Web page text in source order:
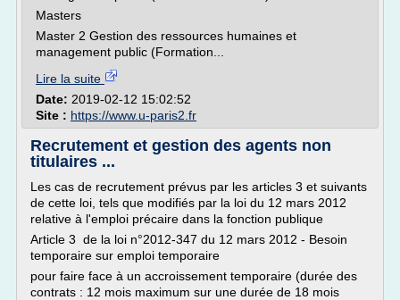
Masters
Master 2 Gestion des ressources humaines et
management public (Formation...
Lire la suite
Date: 2019-02-12 15:02:52
Site : https://www.u-paris2.fr
Recrutement et gestion des agents non
titulaires ...
Les cas de recrutement prévus par les articles 3 et suivants
de cette loi, tels que modifiés par la loi du 12 mars 2012
relative à l'emploi précaire dans la fonction publique
Article 3 de la loi n°2012-347 du 12 mars 2012 - Besoin
temporaire sur emploi temporaire
pour faire face à un accroissement temporaire (durée des
contrats : 12 mois maximum sur une durée de 18 mois